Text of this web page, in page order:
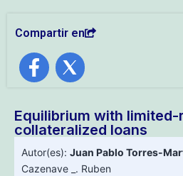
Compartir en
Equilibrium with
collateralized loans
Autor(es): Juan Pablo Torres-
Cazenave _. Ruben